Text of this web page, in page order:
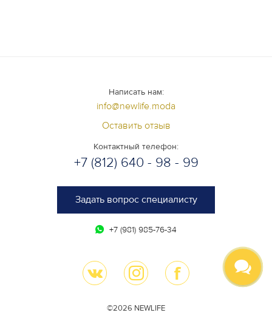
Написать нам:
info@newlife.moda
Оставить отзыв
Контактный телефон:
+7 (812) 640 - 98 - 99
Задать вопрос специалисту
+7 (981) 985-76-34
©2026 NEWLIFE